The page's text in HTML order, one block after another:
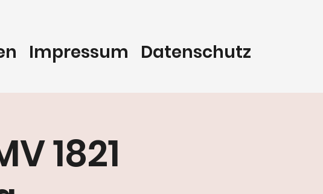
Impressum Datenschutz
1821